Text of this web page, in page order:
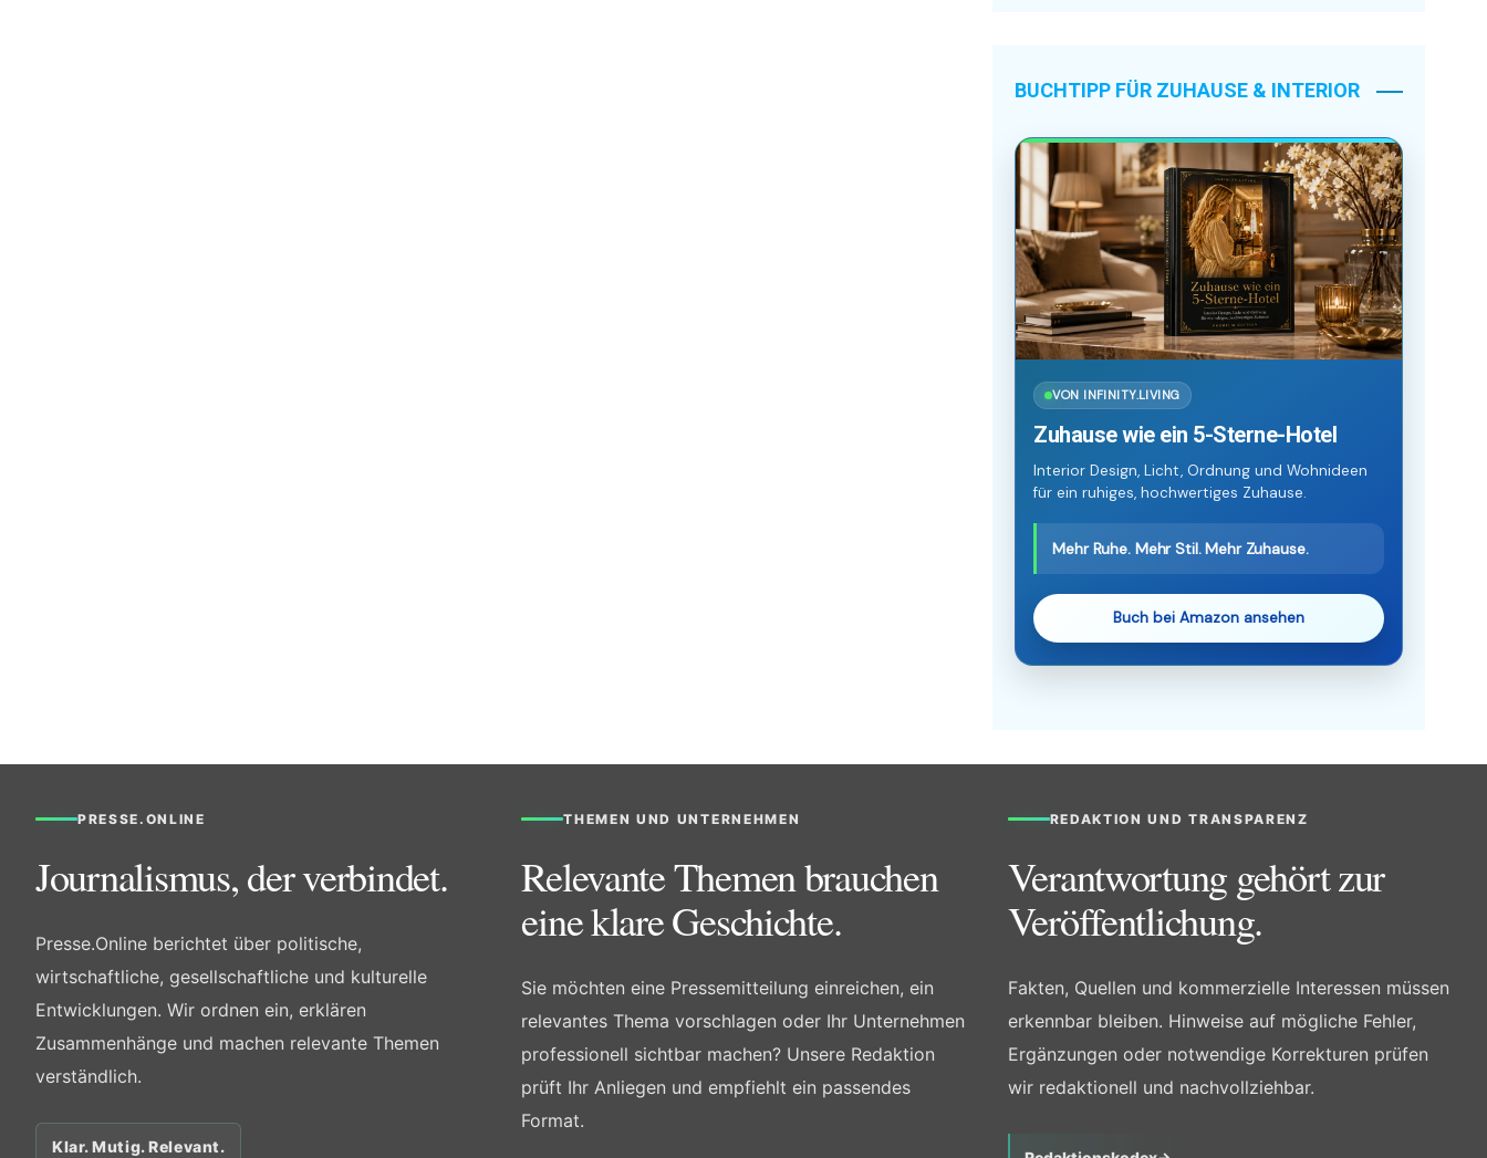
BUCHTIPP FÜR ZUHAUSE & INTERIOR
VON INFINITY.LIVING
Zuhause wie ein 5-Sterne-Hotel
Interior Design, Licht, Ordnung und Wohnideen
für ein ruhiges, hochwertiges Zuhause.
Mehr Ruhe. Mehr Stil. Mehr Zuhause.
Buch bei Amazon ansehen
PRESSE.ONLINE
Journalismus, der verbindet.
Presse.Online berichtet über politische,
wirtschaftliche, gesellschaftliche und kulturelle
Entwicklungen. Wir ordnen ein, erklären
Zusammenhänge und machen relevante Themen
verständlich.
Klar. Mutig. Relevant.
THEMEN UND UNTERNEHMEN
Relevante Themen brauchen
eine klare Geschichte.
Sie möchten eine Pressemitteilung einreichen, ein
relevantes Thema vorschlagen oder Ihr Unternehmen
professionell sichtbar machen? Unsere Redaktion
prüft Ihr Anliegen und empfiehlt ein passendes
Format.
REDAKTION UND TRANSPARENZ
Verantwortung gehört zur
Veröffentlichung.
Fakten, Quellen und kommerzielle Interessen müssen
erkennbar bleiben. Hinweise auf mögliche Fehler,
Ergänzungen oder notwendige Korrekturen prüfen
wir redaktionell und nachvollziehbar.